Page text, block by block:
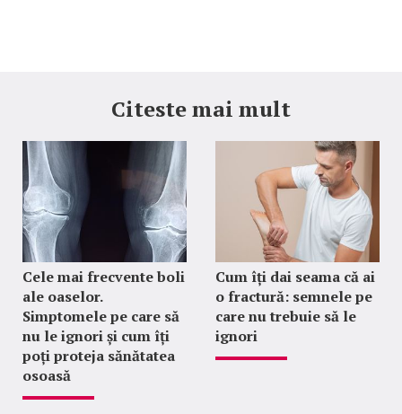
Citeste mai mult
Cele mai frecvente boli
ale oaselor.
Simptomele pe care să
nu le ignori și cum îți
poți proteja sănătatea
osoasă
Cum îți dai seama că ai
o fractură: semnele pe
care nu trebuie să le
ignori